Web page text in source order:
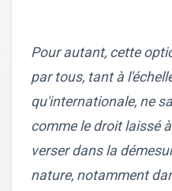
Pour autant, cette
par tous, tant à
qu'internationale, ne
comme le droit laissé
verser dans la
nature, notamment